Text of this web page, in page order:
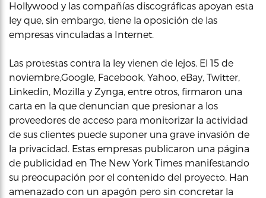
Hollywood y las compañías discográficas apoyan esta
ley que, sin embargo, tiene la oposición de las
empresas vinculadas a Internet.
Las protestas contra la ley vienen de lejos. El 15 de
noviembre,Google, Facebook, Yahoo, eBay, Twitter,
Linkedin, Mozilla y Zynga, entre otros, firmaron una
carta en la que denuncian que presionar a los
proveedores de acceso para monitorizar la actividad
de sus clientes puede suponer una grave invasión de
la privacidad. Estas empresas publicaron una página
de publicidad en The New York Times manifestando
su preocupación por el contenido del proyecto. Han
amenazado con un apagón pero sin concretar la